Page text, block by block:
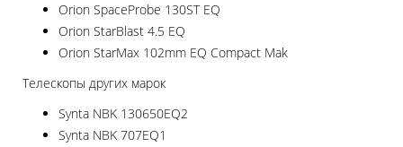
Orion SpaceProbe 130ST EQ
Orion StarBlast 4.5 EQ
Orion StarMax 102mm EQ Compact Mak
Телескопы других марок
Synta NBK 130650EQ2
Synta NBK 707EQ1